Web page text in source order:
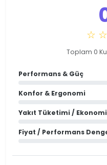
☆
Toplam 0
Performans & Güç
Konfor & Ergonomi
Yakıt Tüketimi /
Fiyat / Performans